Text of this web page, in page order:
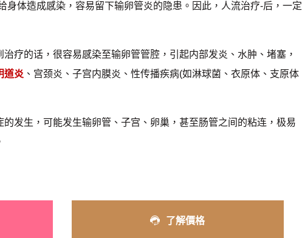
身体造成感染，容易留下输卵管炎的隐患。因此，人流治疗-后，一定
的话，很容易感染至输卵管管腔，引起内部发炎、水肿、堵塞，
道炎 、宫颈炎、子宫内膜炎、性传播疾病(如淋球菌、衣原体、支原体
生，可能发生输卵管、子宫、卵巢，甚至肠管之间的粘连，极易
了解價格